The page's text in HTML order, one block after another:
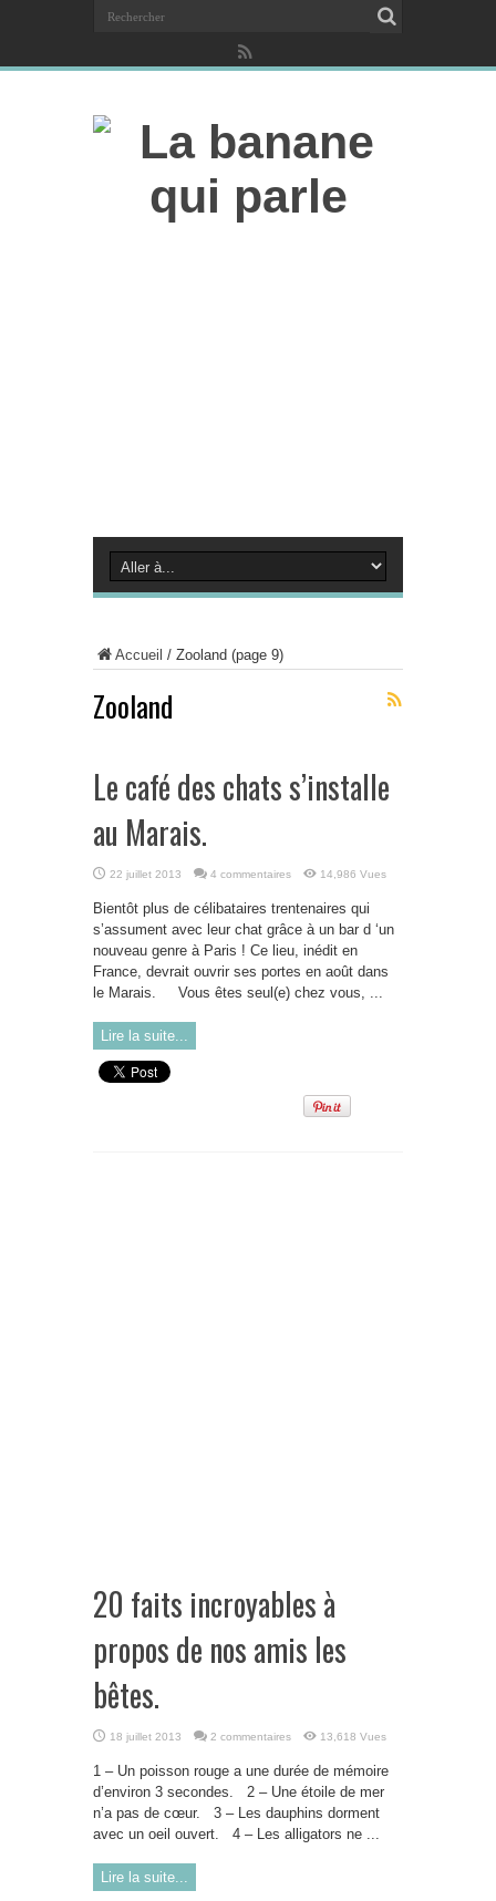
Accueil / Zooland (page 9)
Zooland
Le café des chats s’installe
au Marais.
22 juillet 2013 4 commentaires 14,986 Vues
Bientôt plus de célibataires trentenaires qui
s’assument avec leur chat grâce à un bar d ‘un
nouveau genre à Paris ! Ce lieu, inédit en
France, devrait ouvrir ses portes en août dans
le Marais. Vous êtes seul(e) chez vous, ...
Lire la suite...
20 faits incroyables à
propos de nos amis les
bêtes.
18 juillet 2013 2 commentaires 13,618 Vues
1 – Un poisson rouge a une durée de mémoire
d’environ 3 secondes. 2 – Une étoile de mer
n’a pas de cœur. 3 – Les dauphins dorment
avec un oeil ouvert. 4 – Les alligators ne ...
Lire la suite...